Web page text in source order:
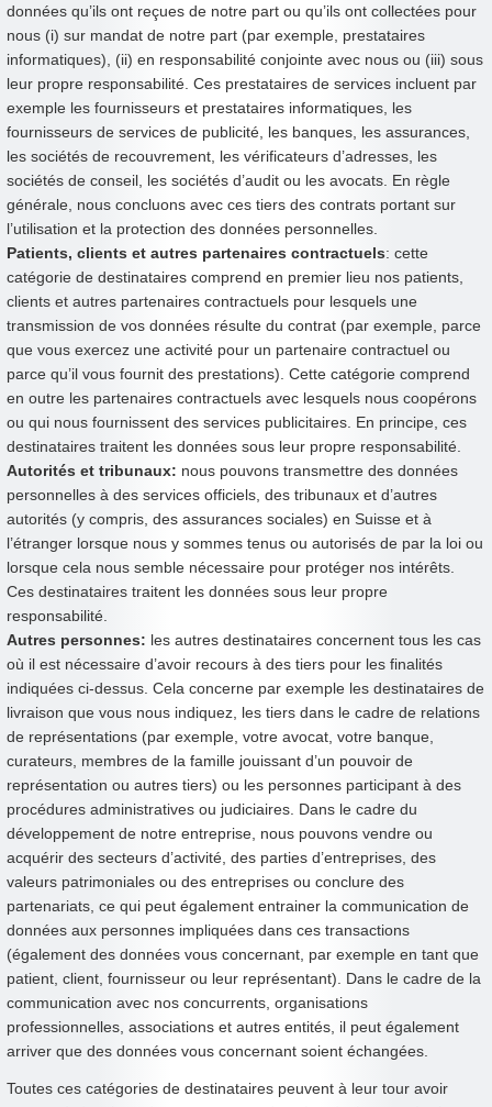
données qu’ils ont reçues de notre part ou qu’ils ont collectées pour
nous (i) sur mandat de notre part (par exemple, prestataires
informatiques), (ii) en responsabilité conjointe avec nous ou (iii) sous
leur propre responsabilité. Ces prestataires de services incluent par
exemple les fournisseurs et prestataires informatiques, les
fournisseurs de services de publicité, les banques, les assurances,
les sociétés de recouvrement, les vérificateurs d’adresses, les
sociétés de conseil, les sociétés d’audit ou les avocats. En règle
générale, nous concluons avec ces tiers des contrats portant sur
l’utilisation et la protection des données personnelles.
Patients, clients et autres partenaires contractuels: cette
catégorie de destinataires comprend en premier lieu nos patients,
clients et autres partenaires contractuels pour lesquels une
transmission de vos données résulte du contrat (par exemple, parce
que vous exercez une activité pour un partenaire contractuel ou
parce qu’il vous fournit des prestations). Cette catégorie comprend
en outre les partenaires contractuels avec lesquels nous coopérons
ou qui nous fournissent des services publicitaires. En principe, ces
destinataires traitent les données sous leur propre responsabilité.
Autorités et tribunaux: nous pouvons transmettre des données
personnelles à des services officiels, des tribunaux et d’autres
autorités (y compris, des assurances sociales) en Suisse et à
l’étranger lorsque nous y sommes tenus ou autorisés de par la loi ou
lorsque cela nous semble nécessaire pour protéger nos intérêts.
Ces destinataires traitent les données sous leur propre
responsabilité.
Autres personnes: les autres destinataires concernent tous les cas
où il est nécessaire d’avoir recours à des tiers pour les finalités
indiquées ci-dessus. Cela concerne par exemple les destinataires de
livraison que vous nous indiquez, les tiers dans le cadre de relations
de représentations (par exemple, votre avocat, votre banque,
curateurs, membres de la famille jouissant d’un pouvoir de
représentation ou autres tiers) ou les personnes participant à des
procédures administratives ou judiciaires. Dans le cadre du
développement de notre entreprise, nous pouvons vendre ou
acquérir des secteurs d’activité, des parties d’entreprises, des
valeurs patrimoniales ou des entreprises ou conclure des
partenariats, ce qui peut également entrainer la communication de
données aux personnes impliquées dans ces transactions
(également des données vous concernant, par exemple en tant que
patient, client, fournisseur ou leur représentant). Dans le cadre de la
communication avec nos concurrents, organisations
professionnelles, associations et autres entités, il peut également
arriver que des données vous concernant soient échangées.
Toutes ces catégories de destinataires peuvent à leur tour avoir